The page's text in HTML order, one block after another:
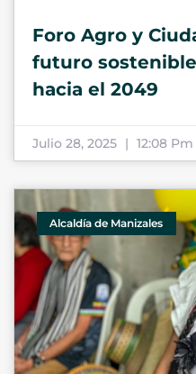
Foro Agro y
futuro
hacia el 2049
Julio 28, 2025 12:08 Pm
Alcaldía de Manizales